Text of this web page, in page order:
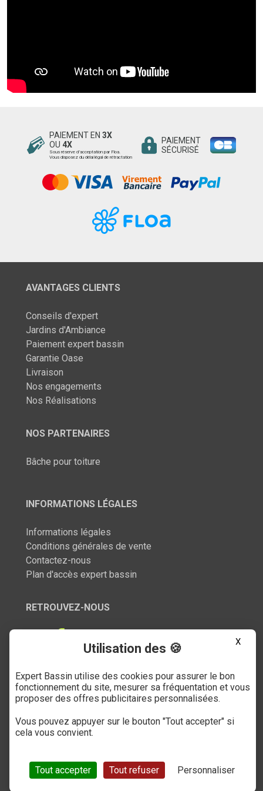
PAIEMENT EN 3X
OU 4X
Sous réserve d’acceptation par Floa.
Vous disposez du délai légal de rétractation
PAIEMENT
SÉCURISÉ
AVANTAGES CLIENTS
Conseils d'expert
Jardins d'Ambiance
Paiement expert bassin
Garantie Oase
Livraison
Nos engagements
Nos Réalisations
NOS PARTENAIRES
Bâche pour toiture
INFORMATIONS LÉGALES
Informations légales
Conditions générales de vente
Contactez-nous
Plan d'accès expert bassin
RETROUVEZ-NOUS
SERVICE CLIENT
03 27 89 21 52
Du mardi au samedi
X
Utilisation des 🍪
Expert Bassin utilise des cookies pour assurer le bon
fonctionnement du site, mesurer sa fréquentation et vous
proposer des offres publicitaires personnalisées.
Vous pouvez appuyer sur le bouton "Tout accepter" si
cela vous convient.
Tout accepter Tout refuser Personnaliser